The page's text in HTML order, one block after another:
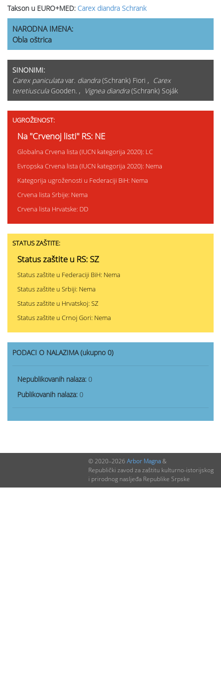
Takson u EURO+MED: Carex diandra Schrank
NARODNA IMENA:
Obla oštrica
SINONIMI:
Carex paniculatavar. diandra(Schrank) Fiori , Carex
teretiusculaGooden. , Vignea diandra(Schrank) Soják
UGROŽENOST:
Na "Crvenoj listi" RS: NE
Globalna Crvena lista (IUCN kategorija 2020): LC
Evropska Crvena lista (IUCN kategorija 2020): Nema
Kategorija ugroženosti u Federaciji BiH: Nema
Crvena lista Srbije: Nema
Crvena lista Hrvatske: DD
STATUS ZAŠTITE:
Status zaštite u RS: SZ
Status zaštite u Federaciji BiH: Nema
Status zaštite u Srbiji: Nema
Status zaštite u Hrvatskoj: SZ
Status zaštite u Crnoj Gori: Nema
PODACI O NALAZIMA (ukupno 0)
Nepublikovanih nalaza: 0
Publikovanih nalaza: 0
© 2020–2026 Arbor Magna&
Republički zavod za zaštitu kulturno-istorijskog
i prirodnog nasljeđa Republike Srpske